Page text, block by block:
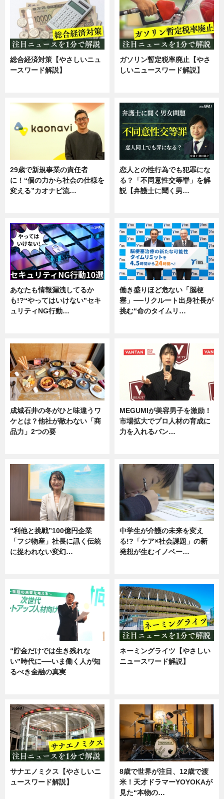
総合経済対策【やさしいニュ
ースワード解説】
ガソリン暫定税率廃止【やさ
しいニュースワード解説】
29歳で新規事業の責任者
に！“個の力から社会の仕様を
変える”カオナビ流…
恋人との性行為でも犯罪にな
る？「不同意性交等罪」を解
説【弁護士に聞く男…
あなたも情報漏洩してるか
も!?“やってはいけない”セキ
ュリティNG行動…
働き盛りほど危ない「脳梗
塞」──リクルート出身社長が
挑む“命のタイムリ…
成城石井の冬がひと味違うワ
ケとは？他社が敵わない「商
品力」2つの要
MEGUMIが美容男子を激励！
市場拡大でプロ人材の育成に
力を入れるバン…
“利他と挑戦”100億円企業
「フジ物産」社長に訊く伝統
に捉われない変幻…
中学生が介護の未来を変え
る!?「ケア×社会課題」の新
発想が生むイノベー…
“貯金だけでは生き残れな
い”時代に──いま働く人が知
るべき金融の真実
ネーミングライツ【やさしい
ニュースワード解説】
サナエノミクス【やさしいニ
ュースワード解説】
8歳で世界が注目、12歳で渡
米！天才ドラマーYOYOKAが
見た“本物の…